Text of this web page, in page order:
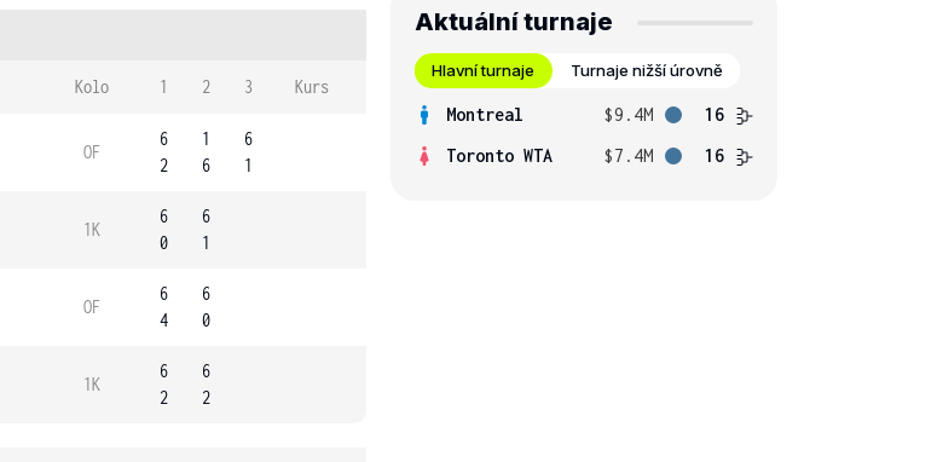
Kolo 1 2 3 Kurs
OF
6
2
1
6
6
1
1K
6
0
6
1
OF
6
4
6
0
1K
6
2
6
2
Aktuální turnaje
Hlavní turnaje Turnaje nižší úrovně
Montreal $9.4M
16
Toronto WTA
$7.4M 16